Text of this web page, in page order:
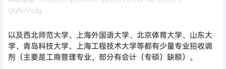
QaAoVsdg
以及西北师范大学、上海外国语大学、北京体育大学、山东大
学、青岛科技大学、上海工程技术大学等都有少量专业招收调
剂（主要是工商管理专业，部分有会计（专硕）缺额）。